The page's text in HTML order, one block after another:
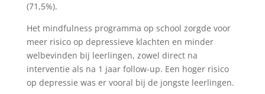
(71,5%).
Het mindfulness programma op school zorgde voor
meer risico op depressieve klachten en minder
welbevinden bij leerlingen, zowel direct na
interventie als na 1 jaar follow-up. Een hoger risico
op depressie was er vooral bij de jongste leerlingen.